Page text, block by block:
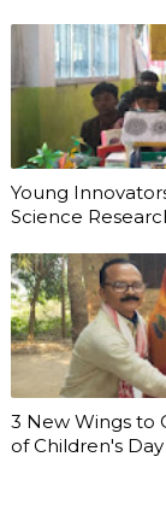
Young
Science
3 New Wings to
of Children's Day